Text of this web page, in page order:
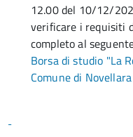
12.00 del 10/12/
verificare i requisiti
completo al
Borsa di studio "La
Comune di Novellara